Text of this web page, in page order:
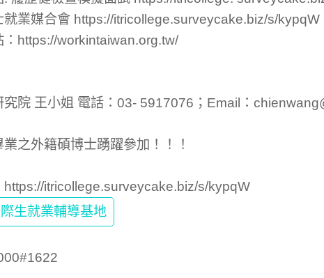
就業媒合會 https://itricollege.surveycake.biz/s/kypqW
：https://workintaiwan.org.tw/
究院 王小姐 電話：03- 5917076；Email：
之外籍碩博士踴躍參加！！！
https://itricollege.surveycake.biz/s/kypqW
生就業輔導基地